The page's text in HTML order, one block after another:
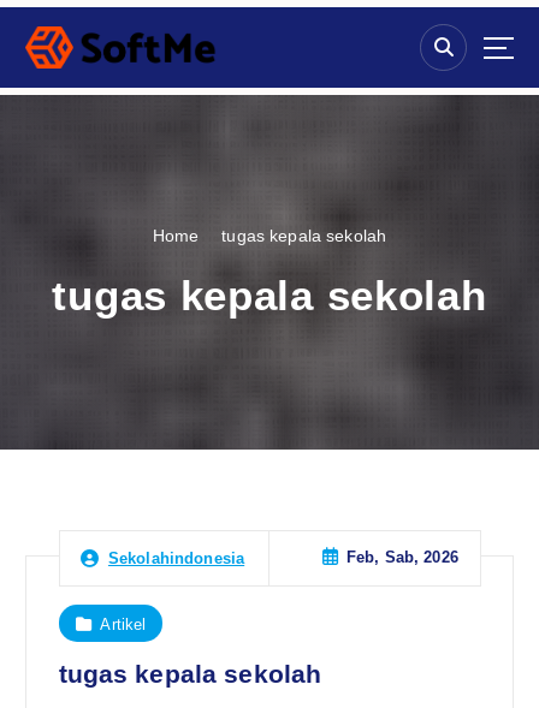
S
p
Home tugas kepala sekolah
tugas kepala sekolah
Sekolahindonesia Feb, Sab, 2026
Artikel
tugas kepala sekolah